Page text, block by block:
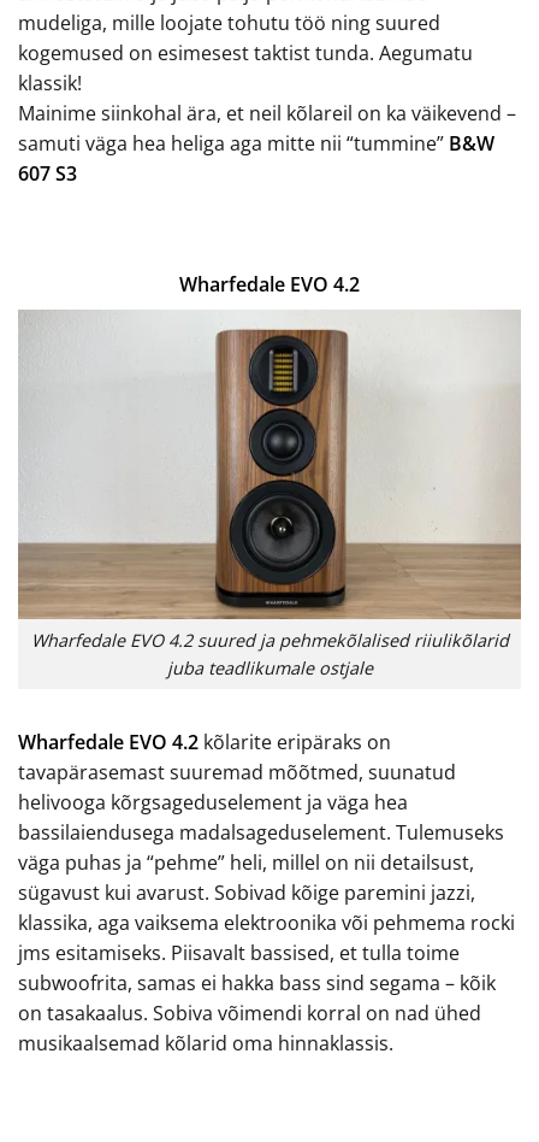
mudeliga, mille loojate tohutu töö ning suured
kogemused on esimesest taktist tunda. Aegumatu
klassik!
Mainime siinkohal ära, et neil kõlareil on ka väikevend –
samuti väga hea heliga aga mitte nii “tummine” B&W
607 S3
Wharfedale EVO 4.2
Wharfedale EVO 4.2 suured ja pehmekõlalised riiulikõlarid
juba teadlikumale ostjale
Wharfedale EVO 4.2 kõlarite eripäraks on
tavapärasemast suuremad mõõtmed, suunatud
helivooga kõrgsageduselement ja väga hea
bassilaiendusega madalsageduselement. Tulemuseks
väga puhas ja “pehme” heli, millel on nii detailsust,
sügavust kui avarust. Sobivad kõige paremini jazzi,
klassika, aga vaiksema elektroonika või pehmema rocki
jms esitamiseks. Piisavalt bassised, et tulla toime
subwoofrita, samas ei hakka bass sind segama – kõik
on tasakaalus. Sobiva võimendi korral on nad ühed
musikaalsemad kõlarid oma hinnaklassis.